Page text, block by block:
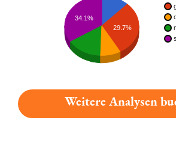
29.7%
34.1%
Weitere Analysen